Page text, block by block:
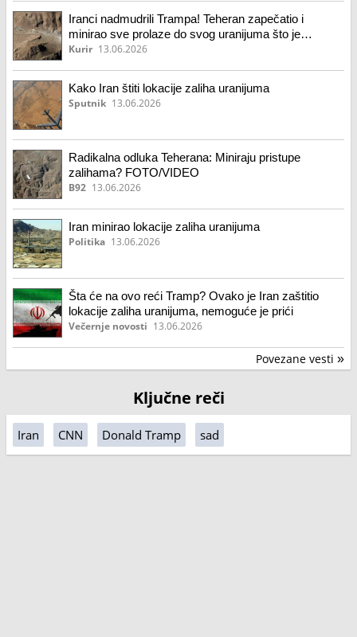
Iranci nadmudrili Trampa! Teheran zapečatio i
minirao sve prolaze do svog uranijuma što je
Amerika planirala da im uzme kopnenom vojnom
Kurir 13.06.2026
Kako Iran štiti lokacije zaliha uranijuma
Sputnik 13.06.2026
Radikalna odluka Teherana: Miniraju pristupe
zalihama? FOTO/VIDEO
B92 13.06.2026
Iran minirao lokacije zaliha uranijuma
Politika 13.06.2026
Šta će na ovo reći Tramp? Ovako je Iran zaštitio
lokacije zaliha uranijuma, nemoguće je prići
Večernje novosti 13.06.2026
Povezane vesti »
Ključne reči
Iran CNN Donald Tramp sad